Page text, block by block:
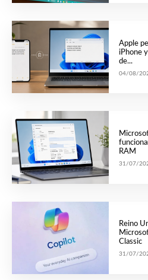
Apple
iPhone
de...
04/08/
RAM
31/07/
Reino
Classic
31/07/